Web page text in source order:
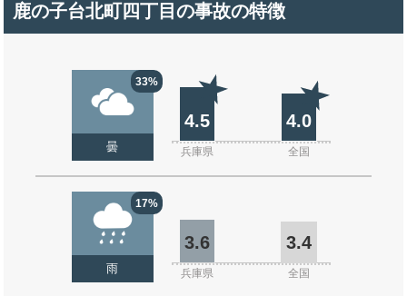
鹿の子台北町四丁目の事故の特徴
33%
曇
4.5 4.0
兵庫県 全国
17%
雨
3.6 3.4
兵庫県 全国